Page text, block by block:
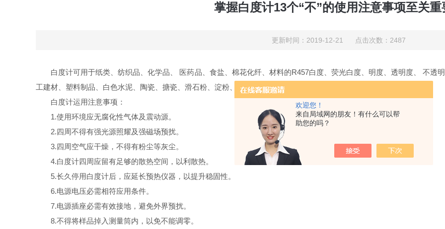
欢迎您！
来自局域网的朋友！有什么可以帮
助您的吗？
掌握白度计13个“不”的使用注意事项至关重
更新时间：2019-12-21 点击次数：2487
白度计可用于纸类、纺织品、化学品、 医药品、食盐、棉花化纤、材料的R457白度、荧光白度、明度、透明度、 不透
工建材、塑料制品、白色水泥、陶瓷、搪瓷、滑石粉、淀粉、面粉、食盐、化装品等物质的白度测量。
白度计运用注意事项：
1.使用环境应无腐化性气体及震动源。
2.四周不得有强光源照耀及强磁场预扰。
3.四周空气应干燥，不得有粉尘等灰尘。
4.白度计四周应留有足够的散热空间，以利散热。
5.长久停用白度计后，应延长预热仪器，以提升稳固性。
6.电源电压必需相符应用条件。
7.电源插座必需有效接地，避免外界预扰。
8.不得将样品掉入测量筒内，以免不能调零。